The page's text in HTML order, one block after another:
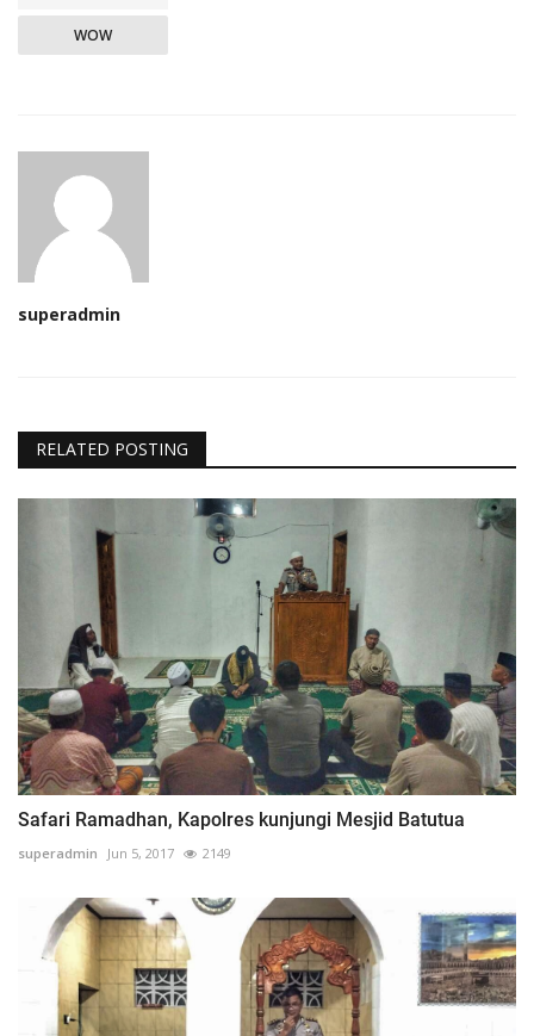
WOW
superadmin
RELATED POSTING
Safari Ramadhan, Kapolres kunjungi Mesjid Batutua
superadmin Jun 5, 2017 2149